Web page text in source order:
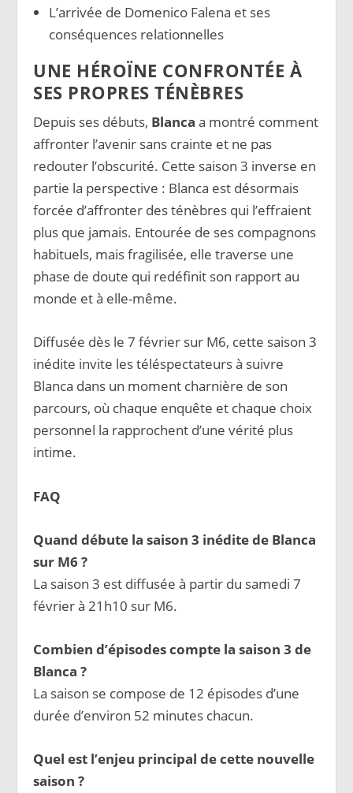
L’arrivée de Domenico Falena et ses
conséquences relationnelles
UNE HÉROÏNE CONFRONTÉE À
SES PROPRES TÉNÈBRES
Depuis ses débuts, Blanca a montré comment
affronter l’avenir sans crainte et ne pas
redouter l’obscurité. Cette saison 3 inverse en
partie la perspective : Blanca est désormais
forcée d’affronter des ténèbres qui l’effraient
plus que jamais. Entourée de ses compagnons
habituels, mais fragilisée, elle traverse une
phase de doute qui redéfinit son rapport au
monde et à elle-même.
Diffusée dès le 7 février sur M6, cette saison 3
inédite invite les téléspectateurs à suivre
Blanca dans un moment charnière de son
parcours, où chaque enquête et chaque choix
personnel la rapprochent d’une vérité plus
intime.
FAQ
Quand débute la saison 3 inédite de Blanca
sur M6 ?
La saison 3 est diffusée à partir du samedi 7
février à 21h10 sur M6.
Combien d’épisodes compte la saison 3 de
Blanca ?
La saison se compose de 12 épisodes d’une
durée d’environ 52 minutes chacun.
Quel est l’enjeu principal de cette nouvelle
saison ?